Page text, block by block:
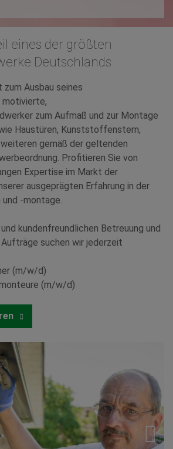
eines der größten
Deutschlands
zum Ausbau seines
zum Aufmaß und zur Montage
Haustüren, Kunststoffenstern,
gemäß der geltenden
Profitieren Sie von
Expertise im Markt der
ausgeprägten Erfahrung in der
-montage.
kundenfreundlichen Betreuung und
suchen wir jederzeit
(m/w/d)
(m/w/d)